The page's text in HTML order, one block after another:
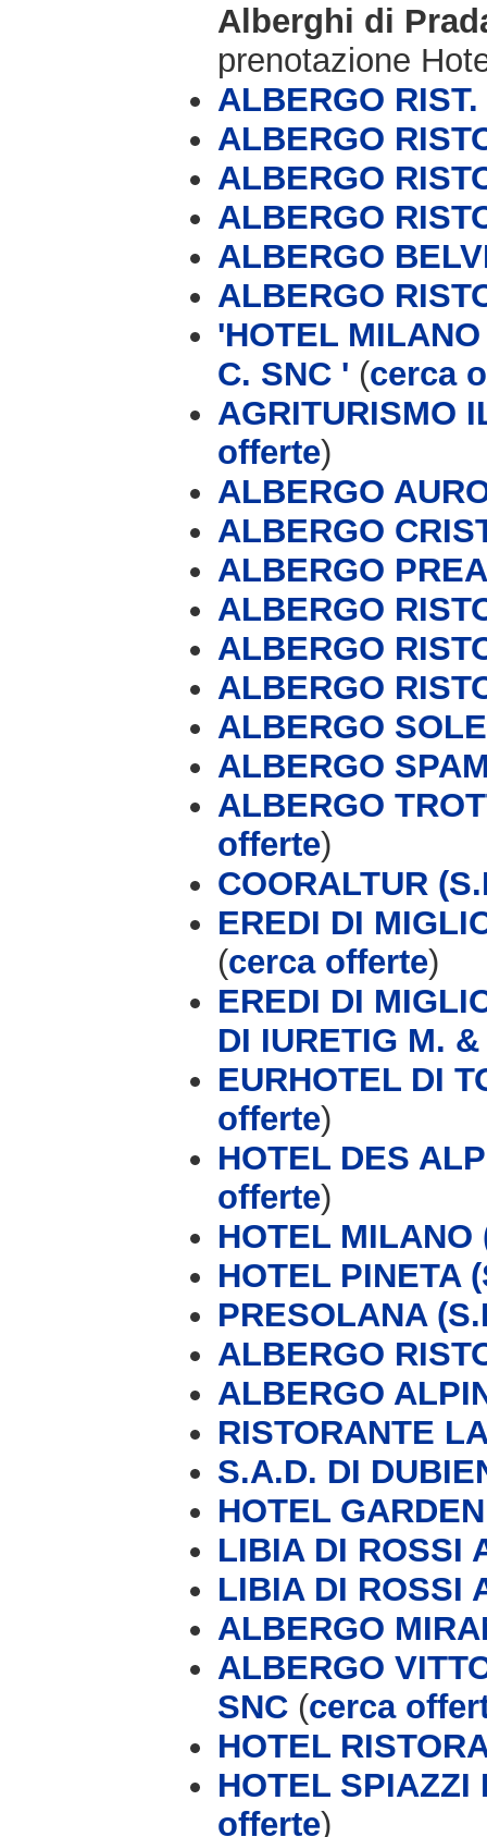
Alberghi di
prenotazione
ALBERGO
ALBERGO
ALBERGO
ALBERGO
ALBERGO
ALBERGO
'HOTEL
C. SNC ' (cerca
AGRITURISMO
offerte)
ALBERGO
ALBERGO
ALBERGO
ALBERGO
ALBERGO
ALBERGO
ALBERGO SOLE
ALBERGO
ALBERGO
offerte)
COORALTUR
EREDI DI
(cerca offerte)
EREDI DI
DI IURETIG M. &
EURHOTEL DI
offerte)
HOTEL DES
offerte)
HOTEL MILANO
HOTEL PINETA
PRESOLANA
ALBERGO
ALBERGO
RISTORANTE
S.A.D. DI
HOTEL
LIBIA DI ROSSI
LIBIA DI ROSSI
ALBERGO
ALBERGO
SNC (cerca
HOTEL
HOTEL SPIAZZI
offerte)